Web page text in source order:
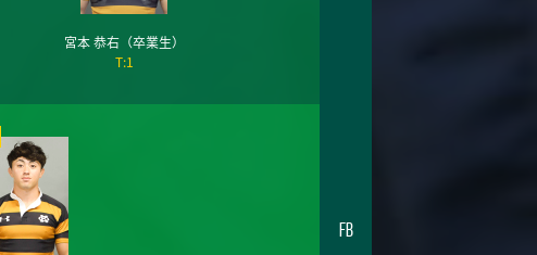
宮本 恭右（卒業生）
T:1
FB